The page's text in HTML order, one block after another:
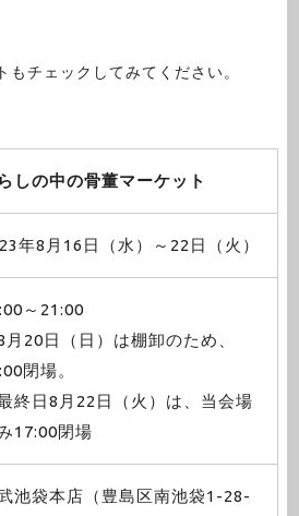
もチェックしてみてください。
しの中の骨董マーケット
年8月16日（水）～22日（火）
～21:00
月20日（日）は棚卸のため、
閉場。
終日8月22日（火）は、当会場
17:00閉場
池袋本店（豊島区南池袋1-28-